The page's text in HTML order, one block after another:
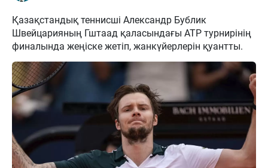
Қазақстандық теннисші Александр Бублик
Швейцарияның Гштаад қаласындағы ATP турнирінің
финалында жеңіске жетіп, жанкүйерлерін қуантты.